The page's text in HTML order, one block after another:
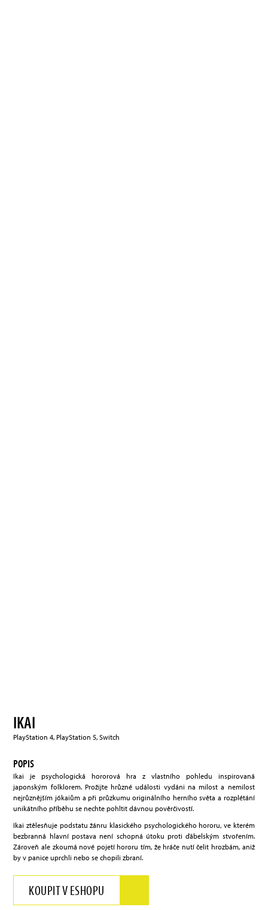
IKAI
PlayStation 4, PlayStation 5, Switch
POPIS
Ikai je psychologická hororová hra z vlastního pohledu inspirovaná
japonským folklorem. Prožijte hrůzné události vydáni na milost a nemilost
nejrůznějším jókaiům a při průzkumu originálního herního světa a rozplétání
unikátního příběhu se nechte pohltit dávnou pověrčivostí.
Ikai ztělesňuje podstatu žánru klasického psychologického hororu, ve kterém
bezbranná hlavní postava není schopná útoku proti ďábelským stvořením.
Zároveň ale zkoumá nové pojetí hororu tím, že hráče nutí čelit hrozbám, aniž
by v panice uprchli nebo se chopili zbraní.
KOUPIT V ESHOPU